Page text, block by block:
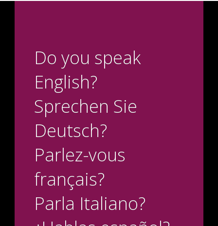
Do you speak
English?
Sprechen Sie
Deutsch?
Parlez-vous
français?
Parla Italiano?